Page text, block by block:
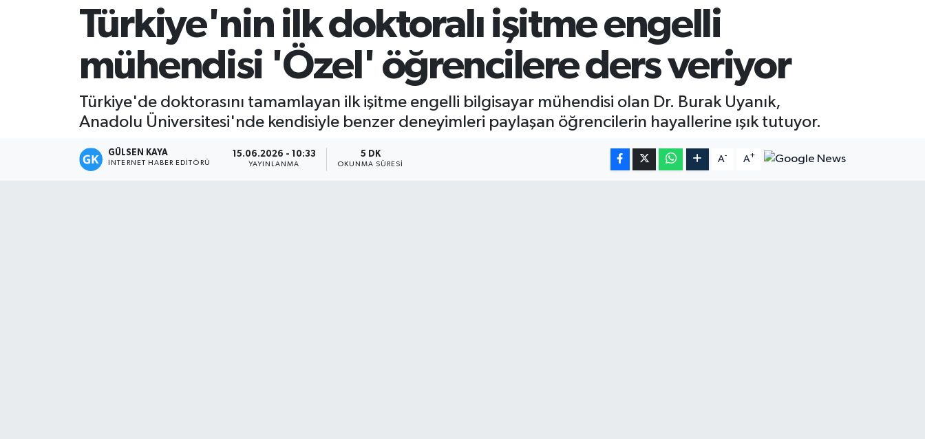
Türkiye'nin ilk doktoralı işitme engelli
mühendisi 'Özel' öğrencilere ders veriyor
Türkiye'de doktorasını tamamlayan ilk işitme engelli bilgisayar mühendisi olan Dr. Burak Uyanık,
Anadolu Üniversitesi'nde kendisiyle benzer deneyimleri paylaşan öğrencilerin hayallerine ışık tutuyor.
GÜLSEN KAYA
İNTERNET HABER EDITÖRÜ
15.06.2026 - 10:33
YAYINLANMA
5 DK
OKUNMA SÜRESI
A- A+
Mersin Tarihi
Özel Haber
Politika